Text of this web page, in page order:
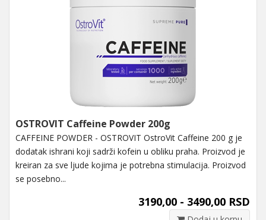
OSTROVIT Caffeine Powder 200g
CAFFEINE POWDER - OSTROVIT OstroVit Caffeine 200 g je
dodatak ishrani koji sadrži kofein u obliku praha. Proizvod je
kreiran za sve ljude kojima je potrebna stimulacija. Proizvod
se posebno...
3190,00 - 3490,00 RSD